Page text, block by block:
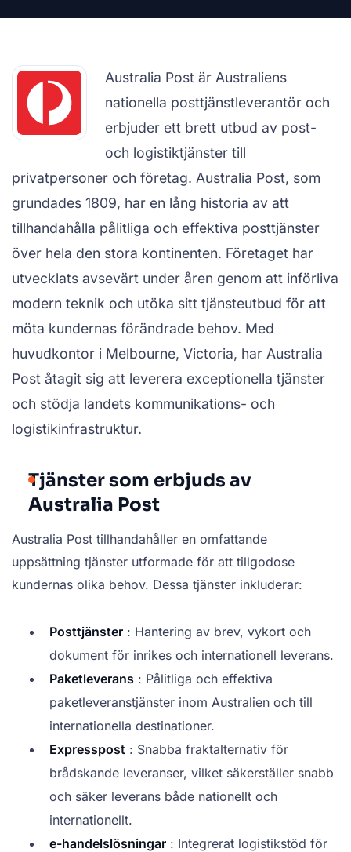
Australia Post är Australiens
nationella posttjänstleverantör och
erbjuder ett brett utbud av post-
och logistiktjänster till
privatpersoner och företag. Australia Post, som
grundades 1809, har en lång historia av att
tillhandahålla pålitliga och effektiva posttjänster
över hela den stora kontinenten. Företaget har
utvecklats avsevärt under åren genom att införliva
modern teknik och utöka sitt tjänsteutbud för att
möta kundernas förändrade behov. Med
huvudkontor i Melbourne, Victoria, har Australia
Post åtagit sig att leverera exceptionella tjänster
och stödja landets kommunikations- och
logistikinfrastruktur.
Tjänster som erbjuds av
Australia Post
Australia Post tillhandahåller en omfattande
uppsättning tjänster utformade för att tillgodose
kundernas olika behov. Dessa tjänster inkluderar:
Posttjänster : Hantering av brev, vykort och
dokument för inrikes och internationell leverans.
Paketleverans : Pålitliga och effektiva
paketleveranstjänster inom Australien och till
internationella destinationer.
Expresspost : Snabba fraktalternativ för
brådskande leveranser, vilket säkerställer snabb
och säker leverans både nationellt och
internationellt.
e-handelslösningar : Integrerat logistikstöd för